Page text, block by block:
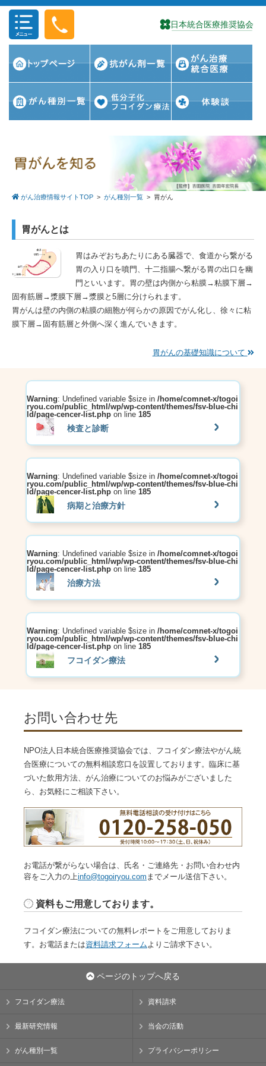
がん治療情報サイトTOP >がん種別一覧 > 胃がん
胃がんとは
胃はみぞおちあたりにある臓器で、食道から繋がる
胃の入り口を噴門、十二指腸へ繋がる胃の出口を幽
門といいます。胃の壁は内側から粘膜→粘膜下層→
固有筋層→漿膜下層→漿膜と5層に分けられます。
胃がんは壁の内側の粘膜の細胞が何らかの原因でがん化し、徐々に粘
膜下層→固有筋層と外側へ深く進んでいきます。
胃がんの基礎知識について
Warning: Undefined variable $size in /home/comnet-x/togoi
ryou.com/public_html/wp/wp-content/themes/fsv-blue-chi
ld/page-cencer-list.phpon line 185
検査と診断
Warning: Undefined variable $size in /home/comnet-x/togoi
ryou.com/public_html/wp/wp-content/themes/fsv-blue-chi
ld/page-cencer-list.phpon line 185
病期と治療方針
Warning: Undefined variable $size in /home/comnet-x/togoi
ryou.com/public_html/wp/wp-content/themes/fsv-blue-chi
ld/page-cencer-list.phpon line 185
治療方法
Warning: Undefined variable $size in /home/comnet-x/togoi
ryou.com/public_html/wp/wp-content/themes/fsv-blue-chi
ld/page-cencer-list.phpon line 185
フコイダン療法
お問い合わせ先
NPO法人日本統合医療推奨協会では、フコイダン療法やがん統
合医療についての無料相談窓口を設置しております。臨床に基
づいた飲用方法、がん治療についてのお悩みがございました
ら、お気軽にご相談下さい。
お電話が繋がらない場合は、氏名・ご連絡先・お問い合わせ内
容をご入力の上info@togoiryou.com までメール送信下さい。
資料もご用意しております。
フコイダン療法についての無料レポートをご用意しておりま
す。お電話または資料請求フォーム よりご請求下さい。
ページのトップへ戻る
フコイダン療法 資料請求
最新研究情報 当会の活動
がん種別一覧 プライバシーポリシー